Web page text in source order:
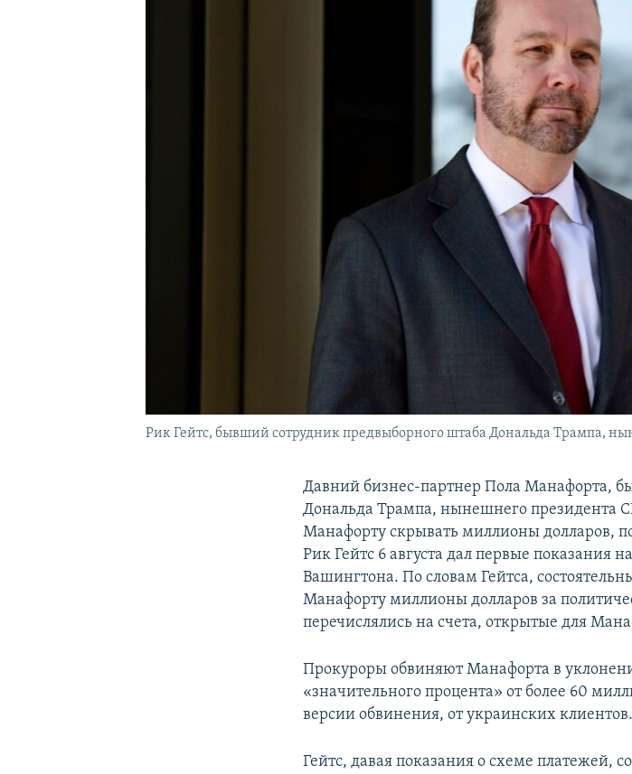
Рик Гейтс, бывший сотрудник предвыборного штаба Дональда Трампа,
Давний бизнес-партнер Пола Манафорта,
Дональда Трампа, нынешнего президента
Манафорту скрывать миллионы долларов,
Рик Гейтс 6 августа дал первые показания
Вашингтона. По словам Гейтса,
Манафорту миллионы долларов за
перечислялись на счета, открытые для
Прокуроры обвиняют Манафорта в
«значительного процента» от более 60
версии обвинения, от украинских клиентов.
Гейтс, давая показания о схеме платежей,